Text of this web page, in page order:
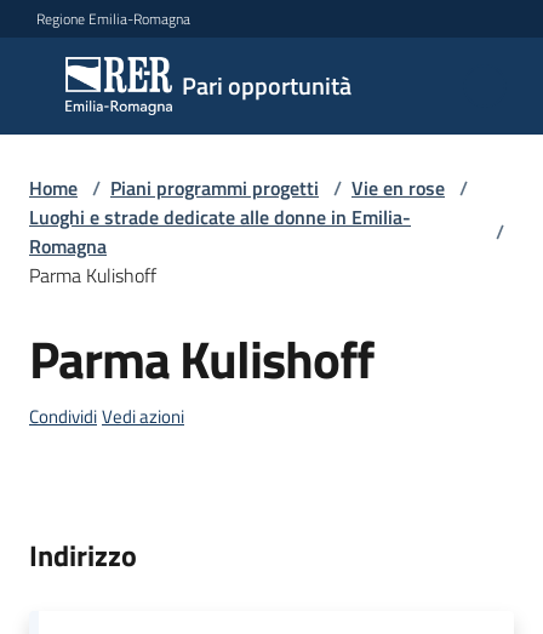
Vai al contenuto
Vai alla navigazione
Vai al footer
Regione Emilia-Romagna
Pari opportunità
Pari
opportunità
Argomenti
Servizi
Home / Piani programmi progetti / Vie en rose /
Luoghi e strade dedicate alle donne in Emilia-
Romagna
/
Parma Kulishoff
Salta al contenuto
Parma Kulishoff
CondividiVedi azioni
Indirizzo